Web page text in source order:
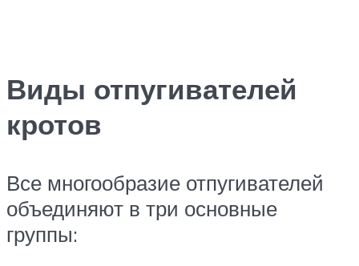
Виды отпугивателей
кротов
Все многообразие отпугивателей
объединяют в три основные
группы: